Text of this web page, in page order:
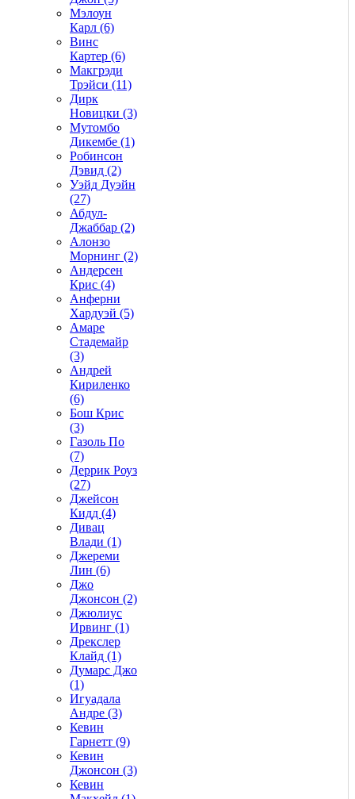
Мэлоун
Карл (6)
Винс
Картер (6)
Макгрэди
Трэйси (11)
Дирк
Новицки (3)
Мутомбо
Дикембе (1)
Робинсон
Дэвид (2)
Уэйд Дуэйн
(27)
Абдул-
Джаббар (2)
Алонзо
Морнинг (2)
Андерсен
Крис (4)
Анферни
Xардуэй (5)
Амаре
Стадемайр
(3)
Андрей
Кириленко
(6)
Бош Крис
(3)
Газоль По
(7)
Деррик Роуз
(27)
Джейсон
Кидд (4)
Дивац
Влади (1)
Джереми
Лин (6)
Джо
Джонсон (2)
Джюлиус
Ирвинг (1)
Дрекслер
Клайд (1)
Думарс Джо
(1)
Игуадала
Андре (3)
Кевин
Гарнетт (9)
Кевин
Джонсон (3)
Кевин